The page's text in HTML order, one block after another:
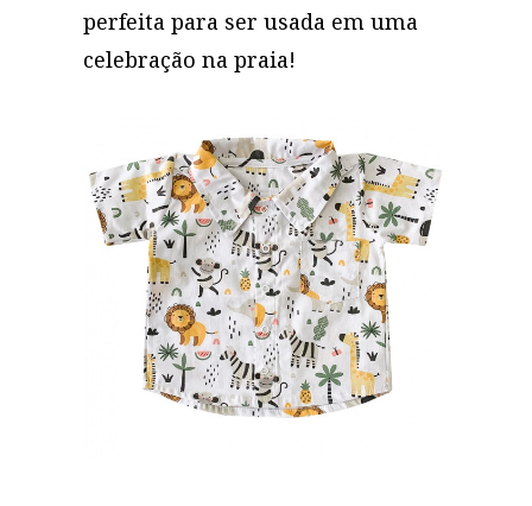
perfeita para ser usada em uma
celebração na praia!